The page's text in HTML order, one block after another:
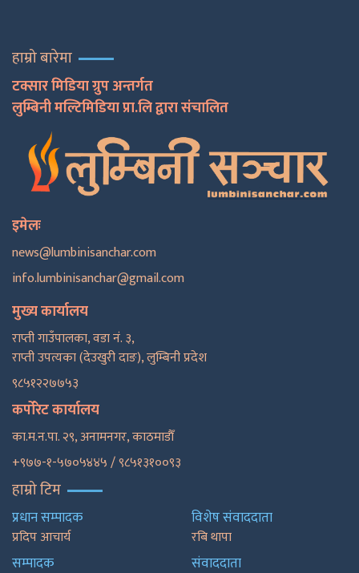
हाम्रो बारेमा
टक्सार मिडिया ग्रुप अन्तर्गत
लुम्बिनी मल्टिमिडिया प्रा.लि द्वारा संचालित
इमेलः
news@lumbinisanchar.com
info.lumbinisanchar@gmail.com
मुख्य कार्यालय
राप्ती गाउँपालका, वडा नं. ३,
राप्ती उपत्यका (देउखुरी दाङ), लुम्बिनी प्रदेश
९८५१२२७७५३
कर्पोरेट कार्यालय
का.म.न.पा. २९, अनामनगर, काठमाडाैँ
+९७७-१-५७०५४४५ / ९८५१३१००९३
हाम्रो टिम
प्रधान सम्पादक
प्रदिप आचार्य
सम्पादक
विशेष संवाददाता
रबि थापा
संवाददाता